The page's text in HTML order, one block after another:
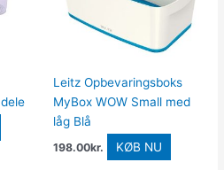
Leitz Opbevaringsboks
MyBox WOW Small med
låg Blå
198.00kr. KØB NU